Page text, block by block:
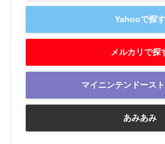
Yahooで探す
メルカリで探
マイニンテンドース
あみあみ